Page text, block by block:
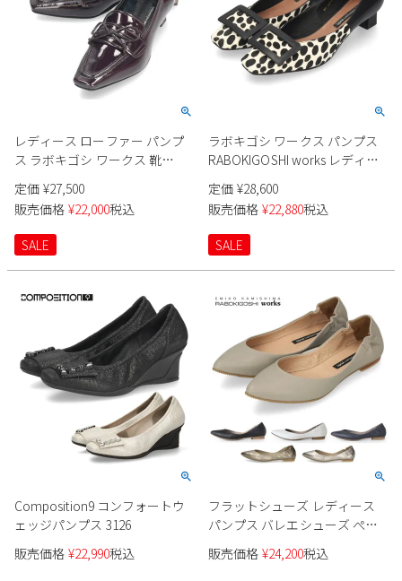
レディース ローファー パンプ
ス ラボキゴシ ワークス 靴
12784 ブラック 黒 ダークパープ
ル 4cm ヒール レザー 本革 日本
製 RABOKIGOSHI works
定価 ¥27,500
販売価格 ¥22,000税込
SALE
ラボキゴシ ワークス パンプス
RABOKIGOSHI works レディー
ス 12786 靴 スクエアトウバック
ルパンプス 4cm 本革 日本製
定価 ¥28,600
販売価格 ¥22,880税込
SALE
Composition9 コンフォートウ
ェッジパンプス 3126
販売価格 ¥22,990税込
フラットシューズ レディース
パンプス バレエシューズ ぺた
んこ 本革 靴 撥水 ラボキゴシワ
ークス RABOKIGOSHI works
販売価格 ¥24,200税込